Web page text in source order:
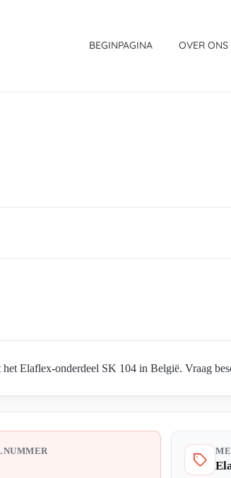
BEGINPAGINA OVER ONS
Elaflex-onderdeel SK 104 in België. Vraag